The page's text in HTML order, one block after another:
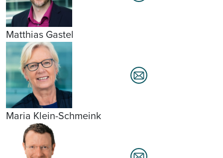
Matthias Gastel
Maria Klein-Schmeink